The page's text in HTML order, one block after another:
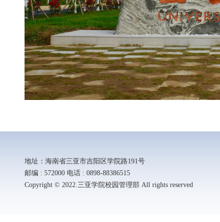
地址：海南省三亚市吉阳区学院路191号
邮编 : 572000 电话 : 0898-88386515
Copyright © 2022.三亚学院校园管理部 All rights reserved